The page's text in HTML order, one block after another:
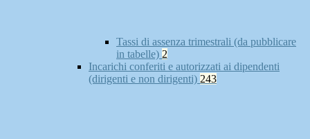
Tassi di assenza trimestrali (da pubblicare
in tabelle) 2
Incarichi conferiti e autorizzati ai dipendenti
(dirigenti e non dirigenti) 243